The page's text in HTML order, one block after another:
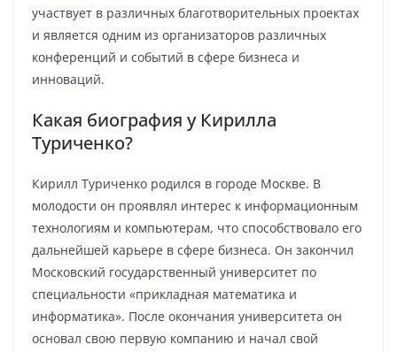
участвует в различных благотворительных проектах
и является одним из организаторов различных
конференций и событий в сфере бизнеса и
инноваций.
Какая биография у Кирилла
Туриченко?
Кирилл Туриченко родился в городе Москве. В
молодости он проявлял интерес к информационным
технологиям и компьютерам, что способствовало его
дальнейшей карьере в сфере бизнеса. Он закончил
Московский государственный университет по
специальности «прикладная математика и
информатика». После окончания университета он
основал свою первую компанию и начал свой